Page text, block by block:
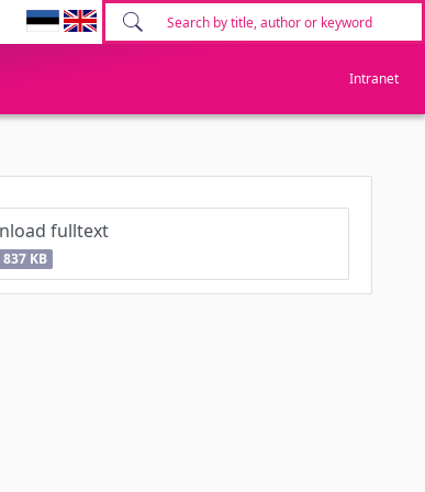
Intranet
fulltext
837 KB